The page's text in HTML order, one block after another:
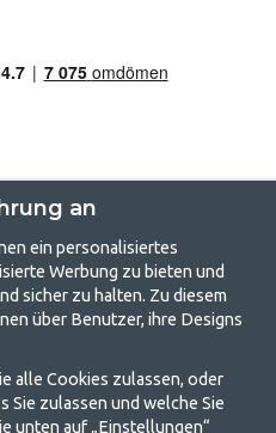
Ihr Geschäft für
Leben
sein oder eine Möglichkeit, die
zusammenzubringen. Egal, zu
an
ein personalisiertes
Werbung zu bieten und
sicher zu halten. Zu diesem
über Benutzer, ihre Designs
alle Cookies zulassen, oder
Sie zulassen und welche Sie
unten auf „Einstellungen“